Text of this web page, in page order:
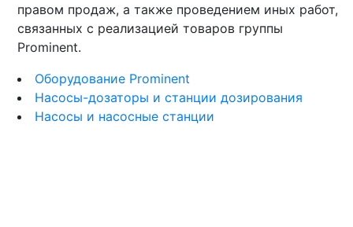
правом продаж, а также проведением иных работ,
связанных с реализацией товаров группы
Prominent.
Оборудование Prominent
Насосы-дозаторы и станции дозирования
Насосы и насосные станции